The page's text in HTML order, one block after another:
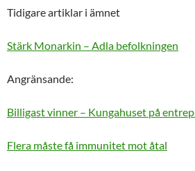
Tidigare artiklar i ämnet
Stärk Monarkin – Adla befolkningen
Angränsande:
Billigast vinner – Kungahuset på
Flera måste få immunitet mot åtal